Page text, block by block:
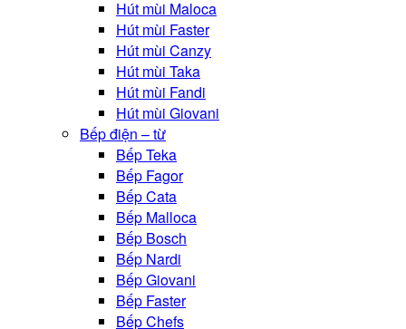
Hút mùi Maloca
Hút mùi Faster
Hút mùi Canzy
Hút mùi Taka
Hút mùi Fandi
Hút mùi Giovani
Bếp điện – từ
Bếp Teka
Bếp Fagor
Bếp Cata
Bếp Malloca
Bếp Bosch
Bếp Nardi
Bếp Giovani
Bếp Faster
Bếp Chefs